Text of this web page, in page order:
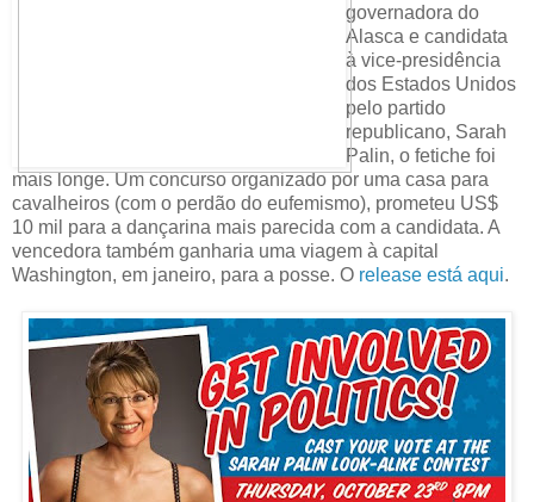
governadora do
Alasca e candidata
à vice-presidência
dos Estados Unidos
pelo partido
republicano, Sarah
Palin, o fetiche foi
mais longe. Um concurso organizado por uma casa para
cavalheiros (com o perdão do eufemismo), prometeu US$
10 mil para a dançarina mais parecida com a candidata. A
vencedora também ganharia uma viagem à capital
Washington, em janeiro, para a posse. O release está aqui.